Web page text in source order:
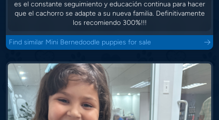
es el constante seguimiento y educación continua para hacer
que el cachorro se adapte a su nueva familia. Definitivamente
los recomiendo 300%!!!
Find similar Mini Bernedoodle puppies for sale